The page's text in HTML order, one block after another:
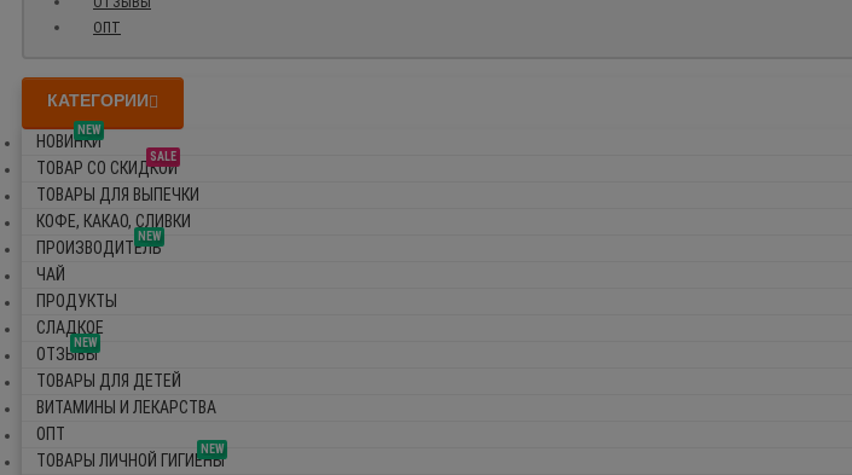
ОПТ
КАТЕГОРИИ
NEW
НОВИНКИ
SALE
ТОВАР СО СКИДКОЙ
ТОВАРЫ ДЛЯ ВЫПЕЧКИ
КОФЕ, КАКАО, СЛИВКИ
NEW
ПРОИЗВОДИТЕЛЬ
ЧАЙ
ПРОДУКТЫ
СЛАДКОЕ
NEW
ОТЗЫВЫ
ТОВАРЫ ДЛЯ ДЕТЕЙ
ВИТАМИНЫ И ЛЕКАРСТВА
ОПТ
NEW
ТОВАРЫ ЛИЧНОЙ ГИГИЕНЫ